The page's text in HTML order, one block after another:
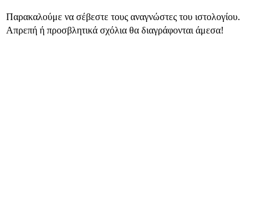
Παρακαλούμε να σέβεστε τους αναγνώστες του ιστολογίου.
Απρεπή ή προσβλητικά σχόλια θα διαγράφονται άμεσα!